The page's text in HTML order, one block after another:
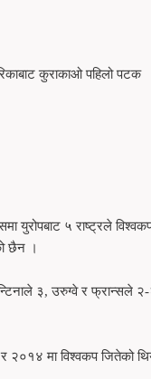
कुराकाओ पहिलो पटक
युरोपबाट ५ राष्ट्रले
छैन ।
३, उरुग्वे र फ्रान्सले
मा विश्वकप जितेको